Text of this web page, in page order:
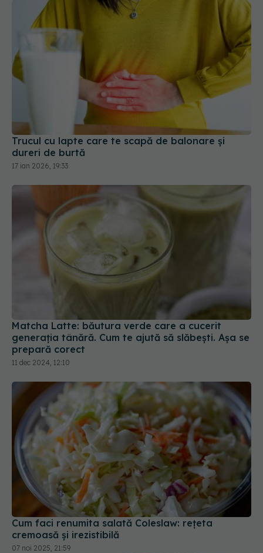
Trucul cu lapte care te scapă de balonare și
dureri de burtă
17 ian 2026, 19:33
Matcha Latte: băutura verde care a cucerit
generația tânără. Cum te ajută să slăbești. Așa se
prepară corect
11 dec 2024, 12:10
Cum faci renumita salată Coleslaw: rețeta
cremoasă și irezistibilă
07 noi 2025, 21:59